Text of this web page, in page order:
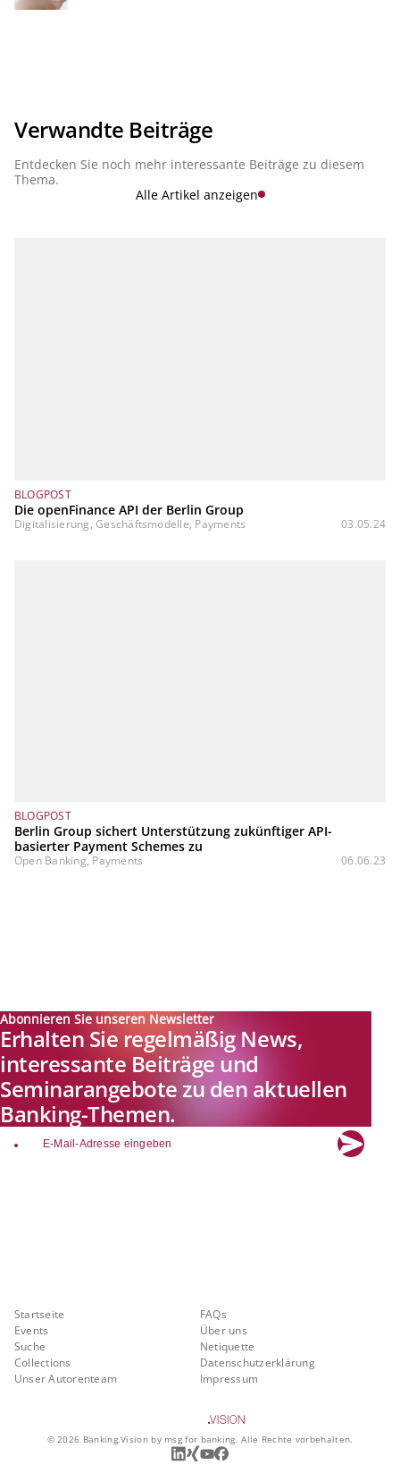
neuesten Entwicklungen im Zahlungsverkehr informiert.
Verwandte Beiträge
Entdecken Sie noch mehr interessante Beiträge zu diesem
Thema.
Alle Artikel anzeigen
BLOGPOST
Die openFinance API der Berlin Group
Digitalisierung, Geschäftsmodelle, Payments 03.05.24
BLOGPOST
Berlin Group sichert Unterstützung zukünftiger API-
basierter Payment Schemes zu
Open Banking, Payments 06.06.23
Abonnieren Sie unseren Newsletter
Erhalten Sie regelmäßig News,
interessante Beiträge und
Seminarangebote zu den aktuellen
Banking-Themen.
email
Startseite
Events
Suche
Collections
Unser Autorenteam
FAQs
Über uns
Netiquette
Datenschutzerklärung
Impressum
©2026 Banking.Vision by msg for banking. Alle Rechte vorbehalten.